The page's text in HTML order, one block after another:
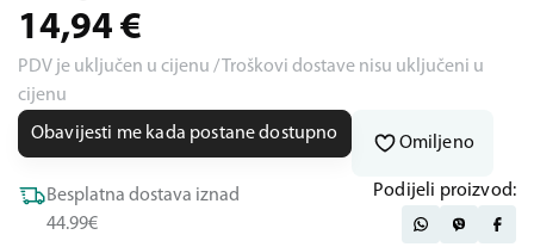
14,94 €
PDV je uključen u cijenu / Troškovi dostave nisu uključeni u
cijenu
Obavijesti me kada postane dostupno
Omiljeno
Besplatna dostava iznad
44.99€
Podijeli proizvod: